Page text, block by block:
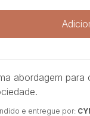
abordagem para
e entregue por: